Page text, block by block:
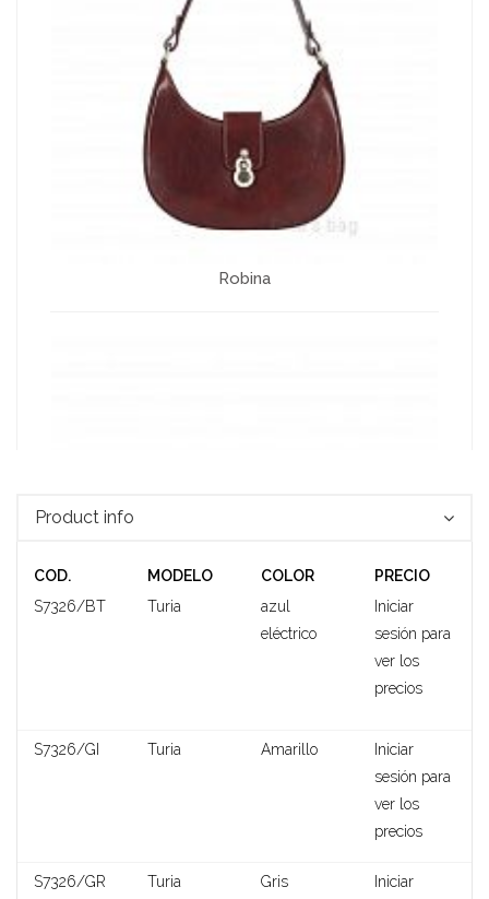
Robina
Product info
COD. MODELO COLOR
PRECIO
S7326/BT
Turia
azul
eléctrico
Iniciar
sesión para
ver los
precios
S7326/GI Turia Amarillo
Iniciar
sesión para
ver los
precios
S7326/GR Turia Gris
Iniciar